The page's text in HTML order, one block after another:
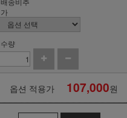
가
수량
옵션 적용가 107,000원